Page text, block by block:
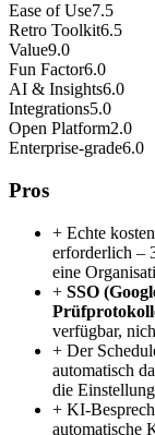
Ease of Use7.5
Retro Toolkit6.5
Value9.0
Fun Factor6.0
AI & Insights6.0
Integrations5.0
Open Platform2.0
Enterprise-grade6.0
Pros
+ Echte
erforderlich –
eine
+ SSO
verfügbar,
+ Der
automatisch
die
+ KI-
automatische